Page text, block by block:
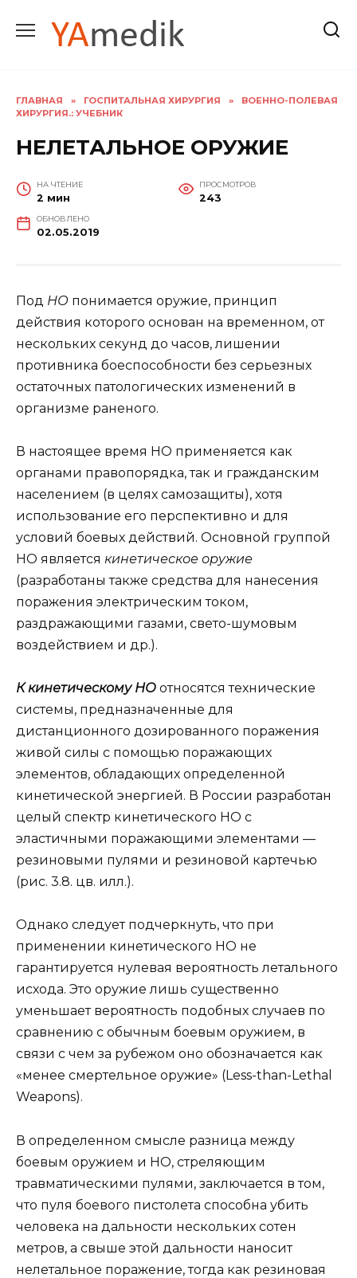
содержанию
ГЛАВНАЯ » ГОСПИТАЛЬНАЯ ХИРУРГИЯ »
ВОЕННО-ПОЛЕВАЯ
ХИРУРГИЯ.: УЧЕБНИК
НЕЛЕТАЛЬНОЕ ОРУЖИЕ
НА ЧТЕНИЕ
2 мин
ПРОСМОТРОВ
243
ОБНОВЛЕНО
02.05.2019
Под НО понимается оружие, принцип
действия которого основан на временном, от
нескольких секунд до часов, лишении
противника боеспособности без серьезных
остаточных патологических изменений в
организме раненого.
В настоящее время НО применяется как
органами правопорядка, так и гражданским
населением (в целях самозащиты), хотя
использование его перспективно и для
условий боевых действий. Основной группой
НО является кинетическое оружие
(разработаны также средства для нанесения
поражения электрическим током,
раздражающими газами, свето-шумовым
воздействием и др.).
К кинетическому НО относятся технические
системы, предназначенные для
дистанционного дозированного поражения
живой силы с помощью поражающих
элементов, обладающих определенной
кинетической энергией. В России разработан
целый спектр кинетического НО с
эластичными поражающими элементами —
резиновыми пулями и резиновой картечью
(рис. 3.8. цв. илл.).
Однако следует подчеркнуть, что при
применении кинетического НО не
гарантируется нулевая вероятность летального
исхода. Это оружие лишь существенно
уменьшает вероятность подобных случаев по
сравнению с обычным боевым оружием, в
связи с чем за рубежом оно обозначается как
«менее смертельное оружие» (Less-than-Lethal
Weapons).
В определенном смысле разница между
боевым оружием и НО, стреляющим
травматическими пулями, заключается в том,
что пуля боевого пистолета способна убить
человека на дальности нескольких сотен
метров, а свыше этой дальности наносит
нелетальное поражение, тогда как резиновая